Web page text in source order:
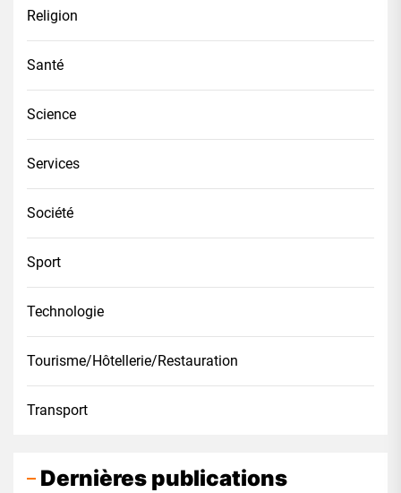
Religion
Santé
Science
Services
Société
Sport
Technologie
Tourisme/Hôtellerie/Restauration
Transport
Dernières publications